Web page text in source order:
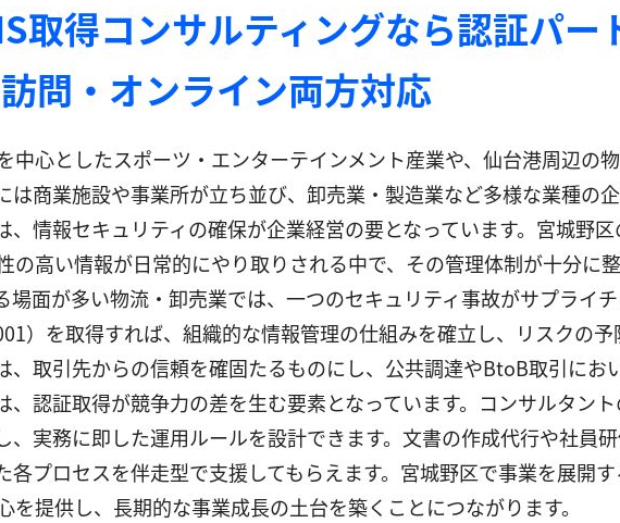
取得コンサルティングなら認証パー
問・オンライン両方対応
心としたスポーツ・エンターテインメント産業や、仙台港周辺の
商業施設や事業所が立ち並び、卸売業・製造業など多様な業種の
情報セキュリティの確保が企業経営の要となっています。宮城野
高い情報が日常的にやり取りされる中で、その管理体制が十分に
面が多い物流・卸売業では、一つのセキュリティ事故がサプライ
）を取得すれば、組織的な情報管理の仕組みを確立し、リスクの
、取引先からの信頼を確固たるものにし、公共調達やBtoB取引にお
認証取得が競争力の差を生む要素となっています。コンサルタン
、実務に即した運用ルールを設計できます。文書の作成代行や社員
プロセスを伴走型で支援してもらえます。宮城野区で事業を展開
提供し、長期的な事業成長の土台を築くことにつながります。